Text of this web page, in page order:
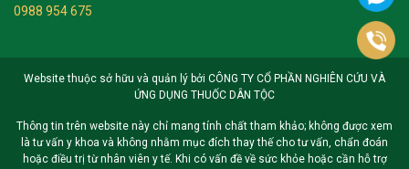
0988 954 675
Website thuộc sở hữu và quản lý bởi CÔNG TY CỔ PHẦN NGHIÊN CỨU VÀ
ỨNG DỤNG THUỐC DÂN TỘC
Thông tin trên website này chỉ mang tính chất tham khảo; không được xem
là tư vấn y khoa và không nhằm mục đích thay thế cho tư vấn, chẩn đoán
hoặc điều trị từ nhân viên y tế. Khi có vấn đề về sức khỏe hoặc cần hỗ trợ